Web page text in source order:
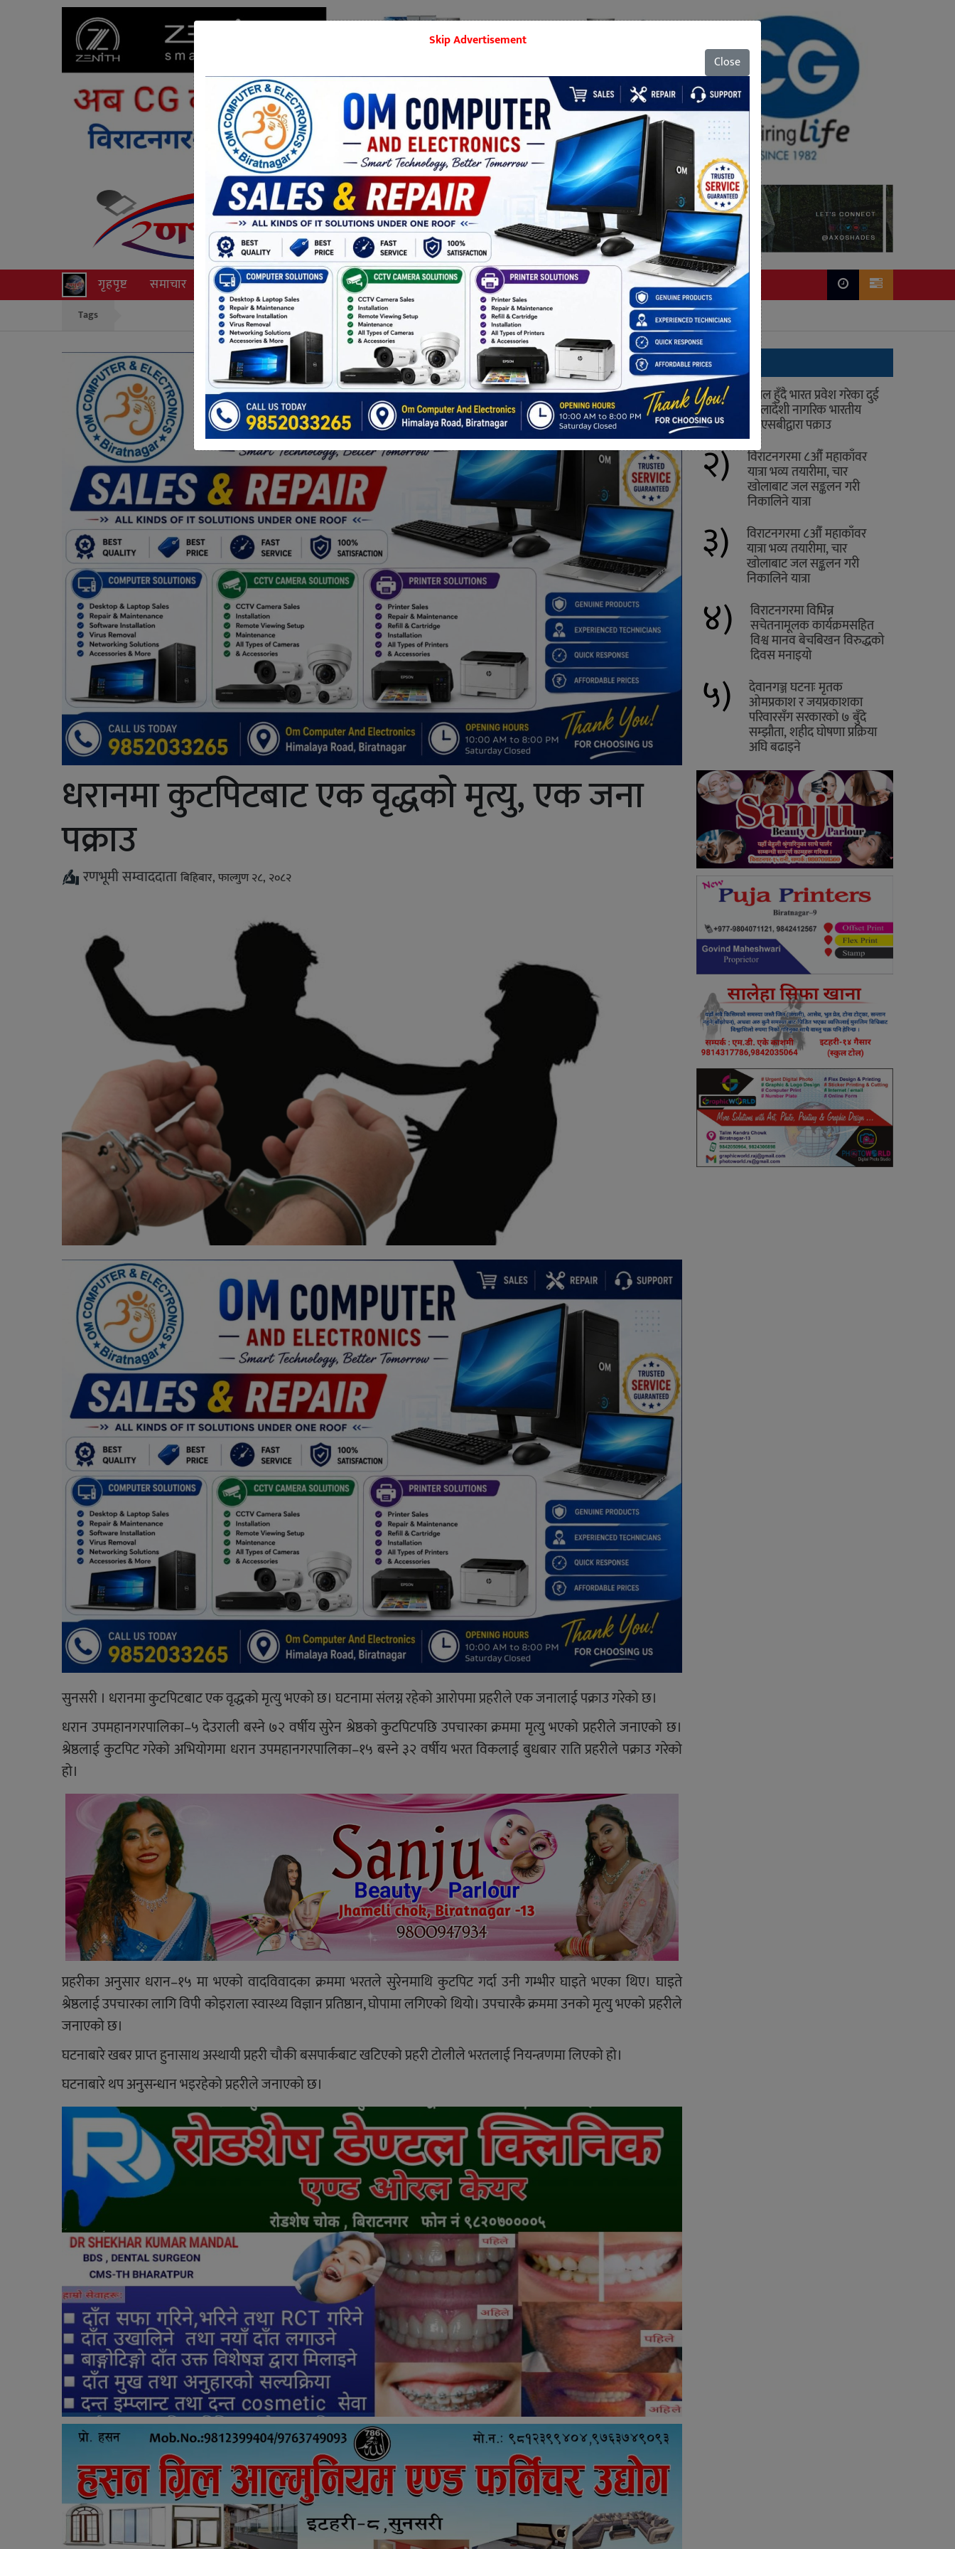
गृहपृष्ट समाचार राजनीति अपराध बिराटनगर मनोरञ्जन शिक्षा समाज खेलकुद
Tags
धरानमा कुटपिटबाट एक वृद्धको मृत्यु, एक जना
पक्राउ
रणभूमी सम्वाददाताबिहिबार, फाल्गुण २८, २०८२
सुनसरी । धरानमा कुटपिटबाट एक वृद्धको मृत्यु भएको छ। घटनामा संलग्न रहेको आरोपमा प्रहरीले एक जनालाई पक्राउ गरेको छ।
धरान उपमहानगरपालिका–५ देउराली बस्ने ७२ वर्षीय सुरेन श्रेष्ठको कुटपिटपछि उपचारका क्रममा मृत्यु भएको प्रहरीले जनाएको छ।
श्रेष्ठलाई कुटपिट गरेको अभियोगमा धरान उपमहानगरपालिका–१५ बस्ने ३२ वर्षीय भरत विकलाई बुधबार राति प्रहरीले पक्राउ गरेको
हो।
प्रहरीका अनुसार धरान–१५ मा भएको वादविवादका क्रममा भरतले सुरेनमाथि कुटपिट गर्दा उनी गम्भीर घाइते भएका थिए। घाइते
श्रेष्ठलाई उपचारका लागि विपी कोइराला स्वास्थ्य विज्ञान प्रतिष्ठान, घोपामा लगिएको थियो। उपचारकै क्रममा उनको मृत्यु भएको प्रहरीले
जनाएको छ।
घटनाबारे खबर प्राप्त हुनासाथ अस्थायी प्रहरी चौकी बसपार्कबाट खटिएको प्रहरी टोलीले भरतलाई नियन्त्रणमा लिएको हो।
घटनाबारे थप अनुसन्धान भइरहेको प्रहरीले जनाएको छ।
ताजा
१) नेपाल हुँदै भारत प्रवेश गरेका दुई
बंगलादेशी नागरिक भारतीय
एसएसबीद्वारा पक्राउ
२) विराटनगरमा ८औँ महाकाँवर
यात्रा भव्य तयारीमा, चार
खोलाबाट जल सङ्कलन गरी
निकालिने यात्रा
३) विराटनगरमा ८औँ महाकाँवर
यात्रा भव्य तयारीमा, चार
खोलाबाट जल सङ्कलन गरी
निकालिने यात्रा
४) विराटनगरमा विभिन्न
सचेतनामूलक कार्यक्रमसहित
विश्व मानव बेचबिखन विरुद्धको
दिवस मनाइयो
५) देवानगञ्ज घटनाः मृतक
ओमप्रकाश र जयप्रकाशका
परिवारसँग सरकारको ७ बुँदे
सम्झौता, शहीद घोषणा प्रक्रिया
अघि बढाइने
Skip Advertisement
Close